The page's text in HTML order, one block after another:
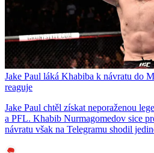
Jake Paul láká Khabiba k návratu do
reaguje
Jake Paul chtěl získat neporaženou
a PFL. Khabib Nurmagomedov sice
návratu však na Telegramu shodil